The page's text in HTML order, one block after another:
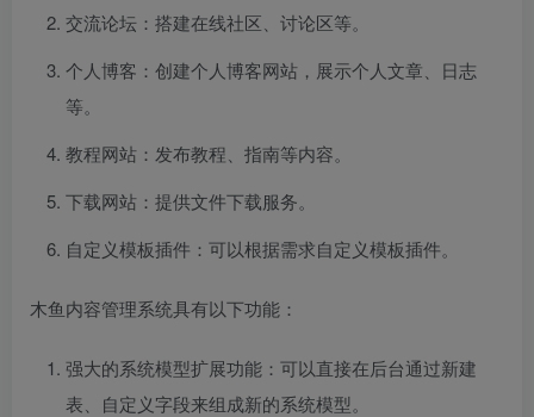
交流论坛：搭建在线社区、讨论区等。
个人博客：创建个人博客网站，展示个人文章、日志
等。
教程网站：发布教程、指南等内容。
下载网站：提供文件下载服务。
自定义模板插件：可以根据需求自定义模板插件。
木鱼内容管理系统具有以下功能：
强大的系统模型扩展功能：可以直接在后台通过新建
表、自定义字段来组成新的系统模型。